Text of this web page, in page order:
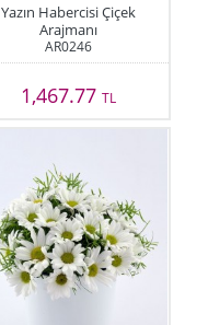
Yazın Habercisi Çiçek
Arajmanı
AR0246
1,467.77 TL